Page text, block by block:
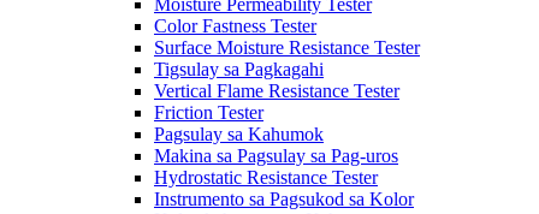
Moisture Permeability Tester
Color Fastness Tester
Surface Moisture Resistance Tester
Tigsulay sa Pagkagahi
Vertical Flame Resistance Tester
Friction Tester
Pagsulay sa Kahumok
Makina sa Pagsulay sa Pag-uros
Hydrostatic Resistance Tester
Instrumento sa Pagsukod sa Kolor